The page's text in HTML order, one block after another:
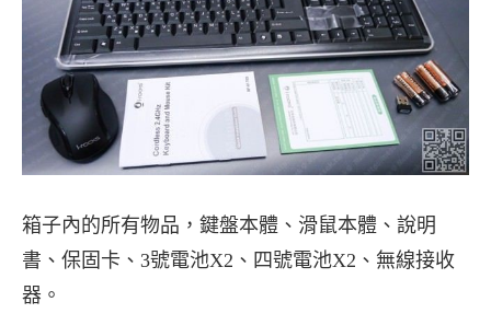
箱子內的所有物品，鍵盤本體、滑鼠本體、說明
書、保固卡、3號電池X2、四號電池X2、無線接收
器。